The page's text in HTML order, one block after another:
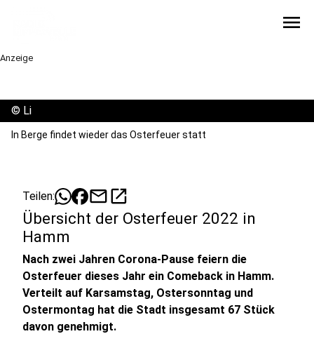
menu
Anzeige
© Li
In Berge findet wieder das Osterfeuer statt
Teilen: mailopen_in_new
Übersicht der Osterfeuer 2022 in
Hamm
Nach zwei Jahren Corona-Pause feiern die
Osterfeuer dieses Jahr ein Comeback in Hamm.
Verteilt auf Karsamstag, Ostersonntag und
Ostermontag hat die Stadt insgesamt 67 Stück
davon genehmigt.